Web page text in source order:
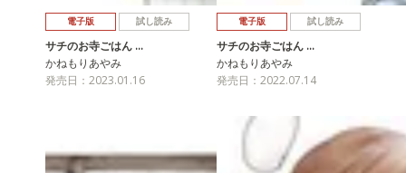
電子版 試し読み
サチのお寺ごはん …
かねもりあやみ
発売日：2023.01.16
電子版 試し読み
サチのお寺ごはん …
かねもりあやみ
発売日：2022.07.14